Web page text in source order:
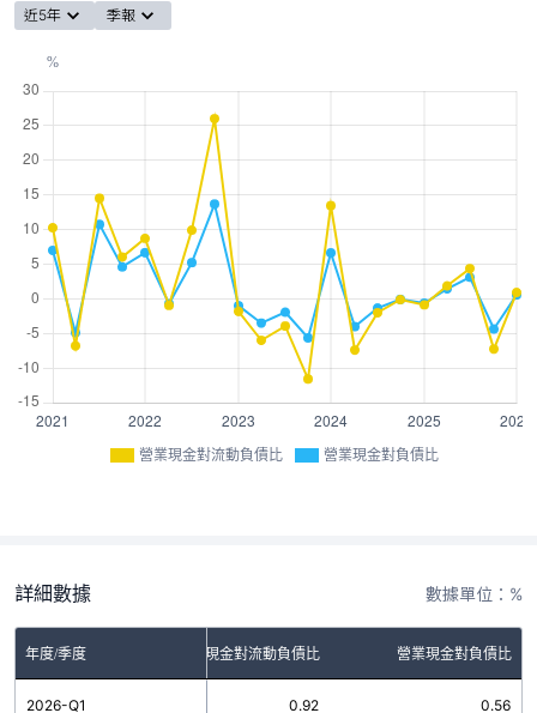
近5年 季報
營業現金對流動負債比 營業現金對負債比
詳細數據 數據單位：%
年度/季度 營業現金對流動負債比 營業現金對負債比
2026-Q1 0.92 0.56